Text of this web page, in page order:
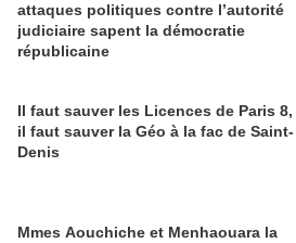
attaques politiques contre l’autorité
judiciaire sapent la démocratie
républicaine
Il faut sauver les Licences de Paris 8,
il faut sauver la Géo à la fac de Saint-
Denis
Mmes Aouchiche et Menhaouara la